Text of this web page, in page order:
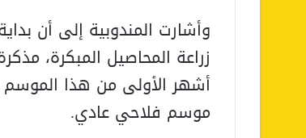
زراعة المحاصيل المبكرة،
موسم فلاحي عادي.